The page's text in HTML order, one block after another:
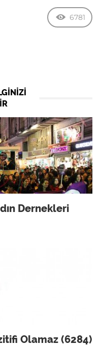
6781
Dernekleri
Olamaz (6284)